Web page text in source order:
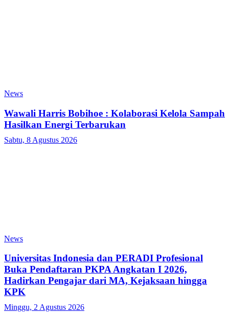
News
Wawali Harris Bobihoe : Kolaborasi Kelola Sampah
Hasilkan Energi Terbarukan
Sabtu, 8 Agustus 2026
News
Universitas Indonesia dan PERADI Profesional
Buka Pendaftaran PKPA Angkatan I 2026,
Hadirkan Pengajar dari MA, Kejaksaan hingga
KPK
Minggu, 2 Agustus 2026